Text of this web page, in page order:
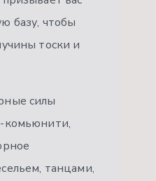
базу, чтобы
тоски и
силы
комьюнити,
танцами,